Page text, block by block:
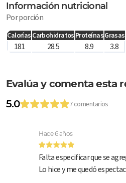
Información nutricional
Por porción
Calorías Carbohidratos ProteínasGrasas
181 28.5 8.9 3.8
Evalúa y comenta esta
5.0
7 comentarios
Hace 6 años
Falta especificar que se
Lo hice y me quedó